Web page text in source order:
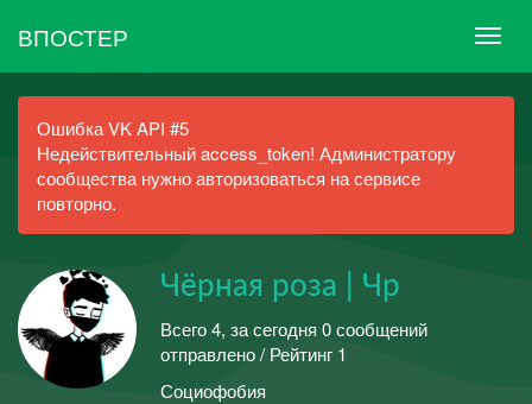
ВПОСТЕР
Ошибка VK API #5
Недействительный access_token! Администратору
сообщества нужно авторизоваться на сервисе
повторно.
Чёрная роза | Чр
Всего 4, за сегодня 0 сообщений
отправлено / Рейтинг 1
Социофобия